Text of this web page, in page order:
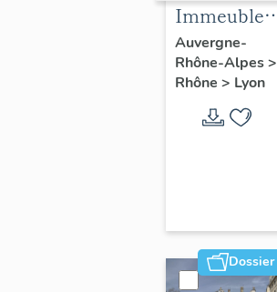
Immeubles
du quartier
Saint-Nizier
Auvergne-
Rhône-Alpes>
Rhône > Lyon
Dossier